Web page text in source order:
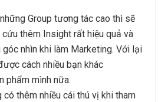
Group tương tác cao thì sẽ
cứu thêm Insight rất hiệu quả và
góc nhìn khi làm Marketing. Với lại
cách nhiều bạn khác
phẩm mình nữa.
có thêm nhiều cái thú vị khi tham